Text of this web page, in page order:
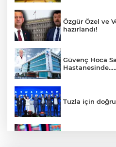
Özgür Özel ve
hazırlandı!
Güvenç Hoca
Hastanesinde…..
Tuzla için